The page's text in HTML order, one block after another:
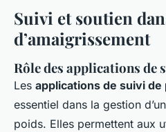
Suivi et soutien
d’amaigrissement
Rôle des applications de
Les applications de suivi de
essentiel dans la gestion
poids. Elles permettent aux